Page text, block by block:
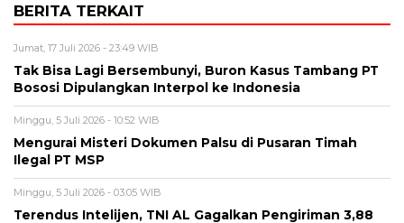
BERITA TERKAIT
Jumat, 17 Juli 2026 - 23:49 WIB
Tak Bisa Lagi Bersembunyi, Buron Kasus Tambang PT
Bososi Dipulangkan Interpol ke Indonesia
Minggu, 5 Juli 2026 - 10:52 WIB
Mengurai Misteri Dokumen Palsu di Pusaran Timah
Ilegal PT MSP
Minggu, 5 Juli 2026 - 03:05 WIB
Terendus Intelijen, TNI AL Gagalkan Pengiriman 3,88